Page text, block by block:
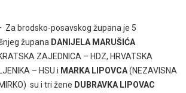
Za brodsko-posavskog župana je 5
župana DANIJELA MARUŠIĆA
ZAJEDNICA – HDZ, HRVATSKA
– HSU i MARKA LIPOVCA(NEZAVISNA
su i tri žene DUBRAVKA LIPOVAC